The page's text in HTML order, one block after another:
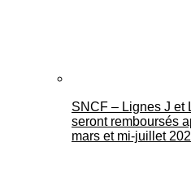
SNCF – Lignes J et
seront remboursés
mars et mi-juillet